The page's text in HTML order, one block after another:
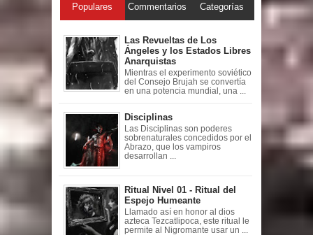
Populares Commentarios Categorías
Las Revueltas de Los
Ángeles y los Estados Libres
Anarquistas
Mientras el experimento soviético
del Consejo Brujah se convertía
en una potencia mundial, una ...
Disciplinas
Las Disciplinas son poderes
sobrenaturales concedidos por el
Abrazo, que los vampiros
desarrollan ...
Ritual Nivel 01 - Ritual del
Espejo Humeante
Llamado así en honor al dios
azteca Tezcatlipoca, este ritual le
permite al Nigromante usar un ...